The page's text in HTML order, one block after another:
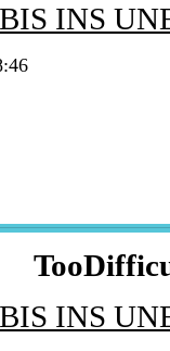
INS
INS